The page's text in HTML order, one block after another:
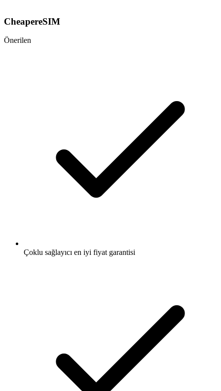
CheapereSIM
Önerilen
Çoklu sağlayıcı en iyi fiyat garantisi